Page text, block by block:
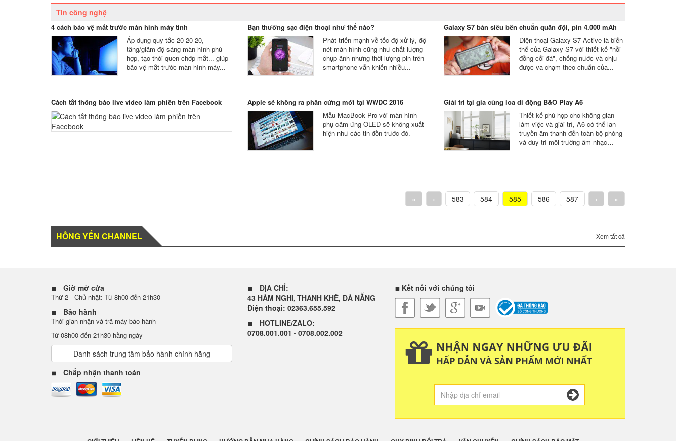
Tin công nghệ
4 cách bảo vệ mắt trước màn hình máy tính
Áp dụng quy tắc 20-20-20,
tăng/giảm độ sáng màn hình phù
hợp, tạo thói quen chớp mắt... giúp
bảo vệ mắt trước màn hình máy...
Bạn thường sạc điện thoại như thế nào?
Phát triển mạnh về tốc độ xử lý, độ
nét màn hình cũng như chất lượng
chụp ảnh nhưng thời lượng pin trên
smartphone vẫn khiến nhiều...
Galaxy S7 bản siêu bền chuẩn quân đội, pin 4.000 mAh
Điện thoại Galaxy S7 Active là biến
thể của Galaxy S7 với thiết kế "nồi
đồng cối đá", chống nước và chịu
được va chạm theo chuẩn của...
Cách tắt thông báo live video làm phiền trên Facebook
Apple sẽ không ra phần cứng mới tại WWDC 2016
Mẫu MacBook Pro với màn hình
phụ cảm ứng OLED sẽ không xuất
hiện như các tin đồn trước đó.
Giải trí tại gia cùng loa di động B&O Play A6
Thiết kế phù hợp cho không gian
làm việc và giải trí, A6 có thể lan
truyền âm thanh đến toàn bộ phòng
và duy trì môi trường âm nhạc…
« ‹ 583 584 585 586 587 › »
HỒNG YẾN CHANNEL Xem tất cả
Giờ mở cửa
Thứ 2 - Chủ nhật: Từ 8h00 đến 21h30
Bảo hành
Thời gian nhận và trả máy bảo hành
Từ 08h00 đến 21h30 hằng ngày
Danh sách trung tâm bảo hành chính hãng
Chấp nhận thanh toán
ĐỊA CHỈ:
43 HÀM NGHI, THANH KHÊ, ĐÀ NẴNG
Điện thoại: 02363.655.592
HOTLINE/ZALO:
0708.001.001 - 0708.002.002
Kết nối với chúng tôi